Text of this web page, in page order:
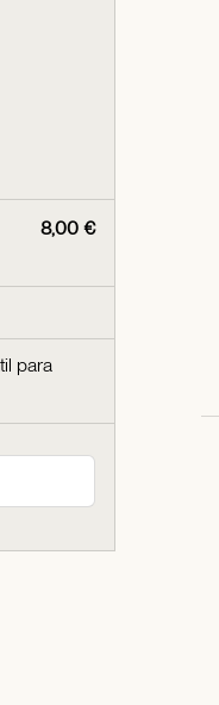
8,00 €
para